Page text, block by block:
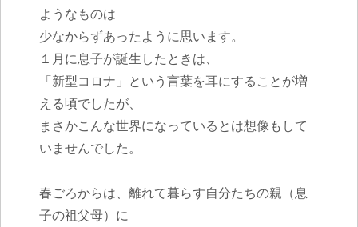
ようなものは
少なからずあったように思います。
１月に息子が誕生したときは、
「新型コロナ」という言葉を耳にすることが増
える頃でしたが、
まさかこんな世界になっているとは想像もして
いませんでした。
春ごろからは、離れて暮らす自分たちの親（息
子の祖父母）に